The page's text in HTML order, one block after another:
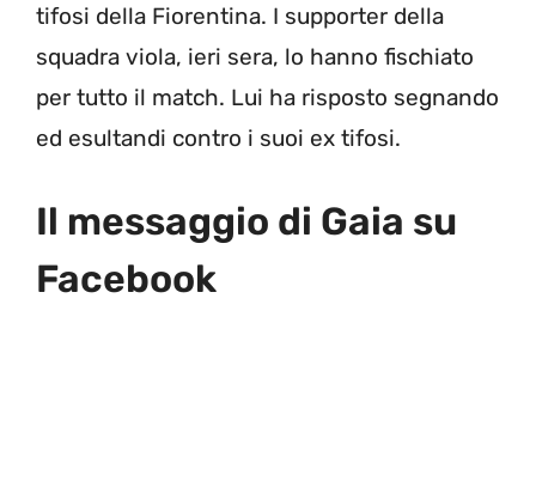
tifosi della Fiorentina. I supporter della
squadra viola, ieri sera, lo hanno fischiato
per tutto il match. Lui ha risposto segnando
ed esultandi contro i suoi ex tifosi.
Il messaggio di Gaia su
Facebook